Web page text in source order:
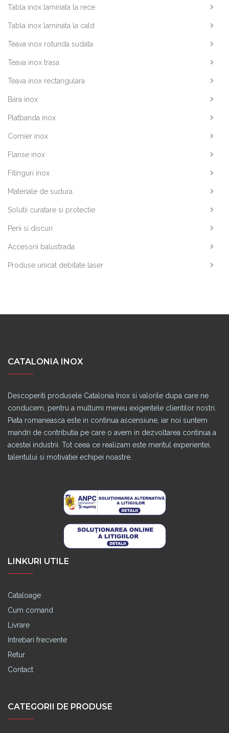
Tabla inox laminata la rece
Tabla inox laminata la cald
Teava inox rotunda sudata
Teava inox trasa
Teava inox rectangulara
Bara inox
Platbanda inox
Cornier inox
Flanse inox
Fitinguri inox
Materiale de sudura
Solutii curatare si protectie
Perii si discuri
Accesorii balustrada
Produse unicat debitate laser
CATALONIA INOX
Descoperiti produsele Catalonia Inox si valorile dupa care ne
conducem, pentru a multumi mereu exigentele clientilor nostri.
Piata romaneasca este in continua ascensiune, iar noi suntem
mandri de contributia pe care o avem in dezvoltarea continua a
acestei industrii. Tot ceea ce realizam este meritul experientei,
talentului si motivatiei echipei noastre.
LINKURI UTILE
Cataloage
Cum comand
Livrare
Intrebari frecvente
Retur
Contact
CATEGORII DE PRODUSE